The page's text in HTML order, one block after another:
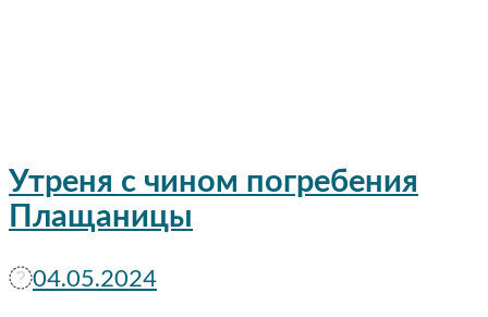
Утреня с чином погребения
Плащаницы
04.05.2024